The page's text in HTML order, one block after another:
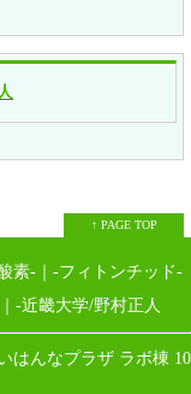
↑ PAGE TOP
素-
-フィトンチッド-
-近畿大学/野村正人
はんなプラザ ラボ棟 10